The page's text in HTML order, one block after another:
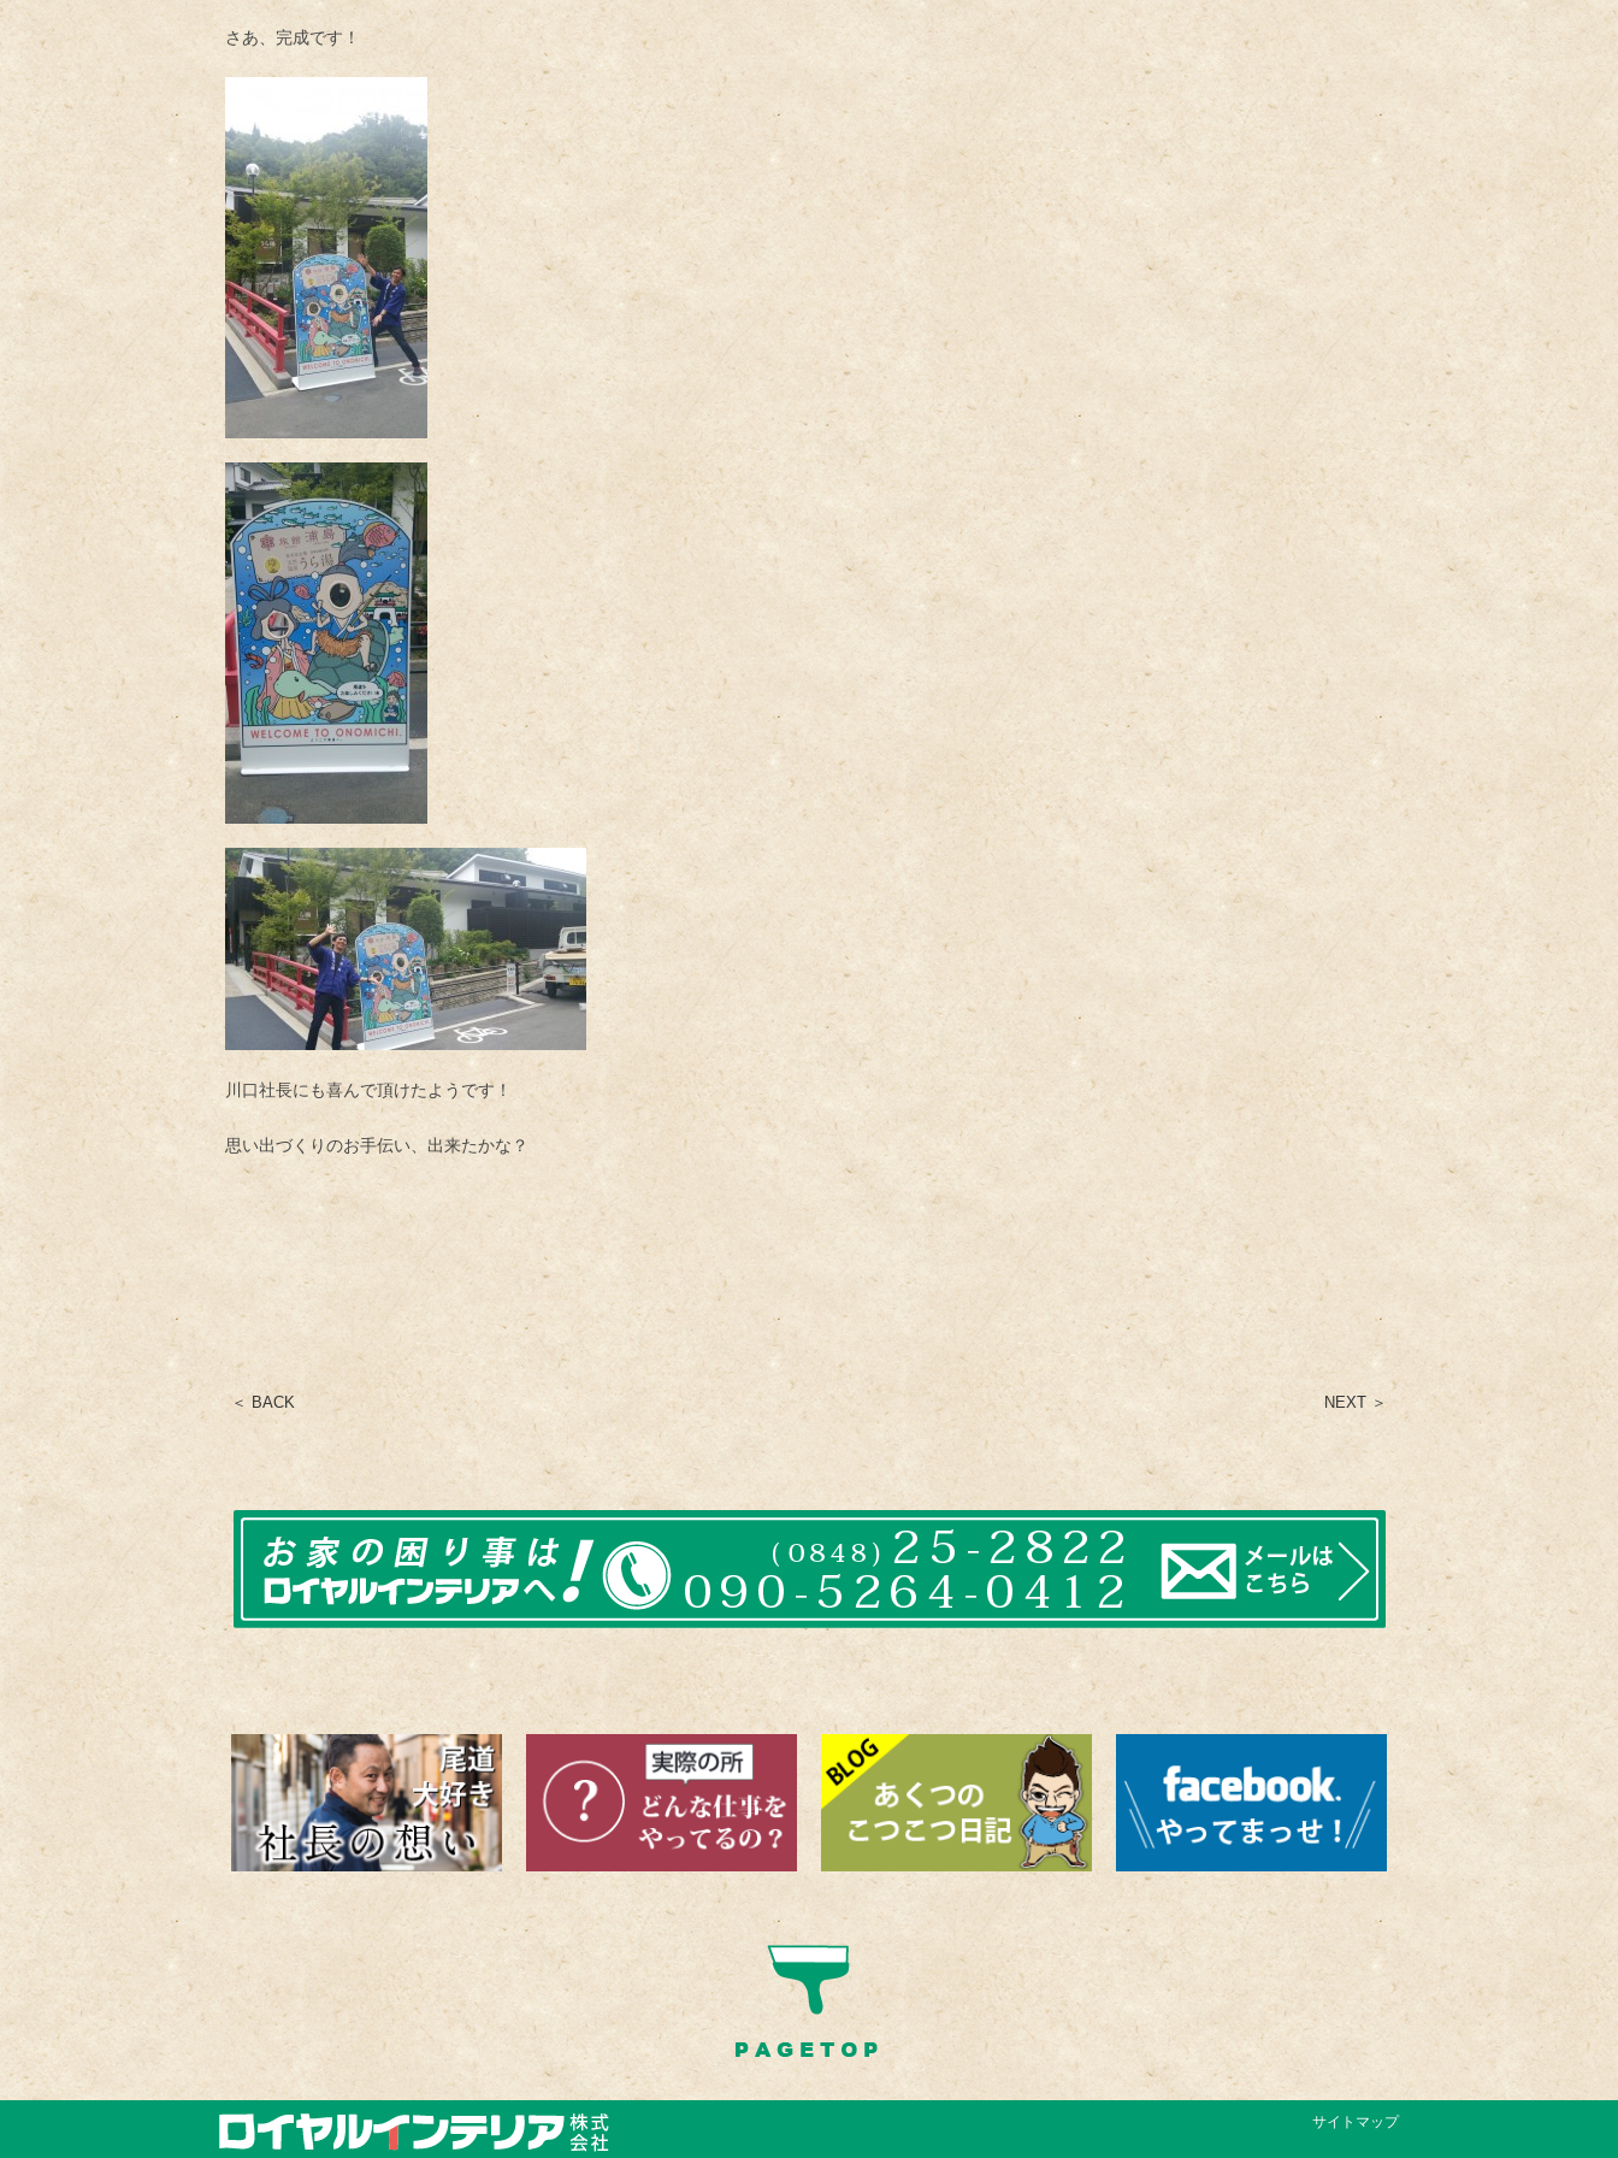
さあ、完成です！
川口社長にも喜んで頂けたようです！
思い出づくりのお手伝い、出来たかな？
＜ BACK NEXT ＞
サイトマップ